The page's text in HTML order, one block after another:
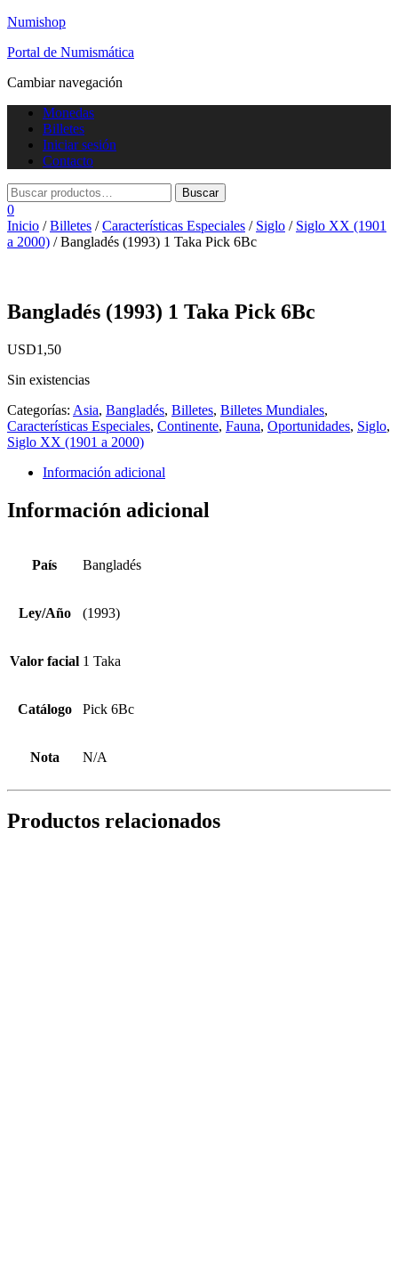
Numishop
Portal de Numismática
Cambiar navegación
Monedas
Billetes
Iniciar sesión
Contacto
0
Inicio /Billetes /Características Especiales / Siglo / Siglo XX (1901
a 2000) / Bangladés (1993) 1 Taka Pick 6Bc
Bangladés (1993) 1 Taka Pick 6Bc
USD1,50
Sin existencias
Categorías: Asia, Bangladés, Billetes, Billetes Mundiales,
Características Especiales, Continente, Fauna, Oportunidades, Siglo,
Siglo XX (1901 a 2000)
Información adicional
Información adicional
País Bangladés
Ley/Año (1993)
Valor facial 1 Taka
Catálogo Pick 6Bc
Nota N/A
Productos relacionados